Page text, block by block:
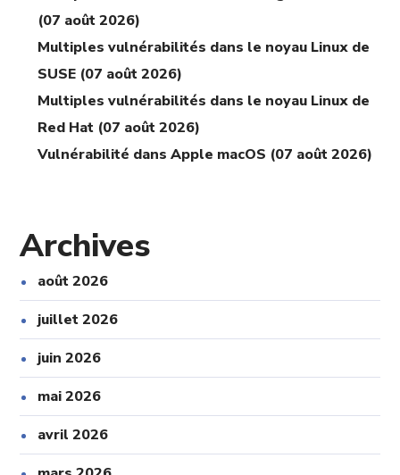
(07 août 2026)
Multiples vulnérabilités dans le noyau Linux de
SUSE (07 août 2026)
Multiples vulnérabilités dans le noyau Linux de
Red Hat (07 août 2026)
Vulnérabilité dans Apple macOS (07 août 2026)
Archives
août 2026
juillet 2026
juin 2026
mai 2026
avril 2026